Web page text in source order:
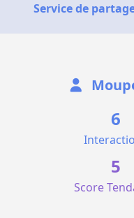
Service de
6
5
Score